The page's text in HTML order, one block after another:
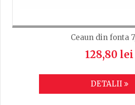
Ceaun din fonta
128,80 lei
DETALII